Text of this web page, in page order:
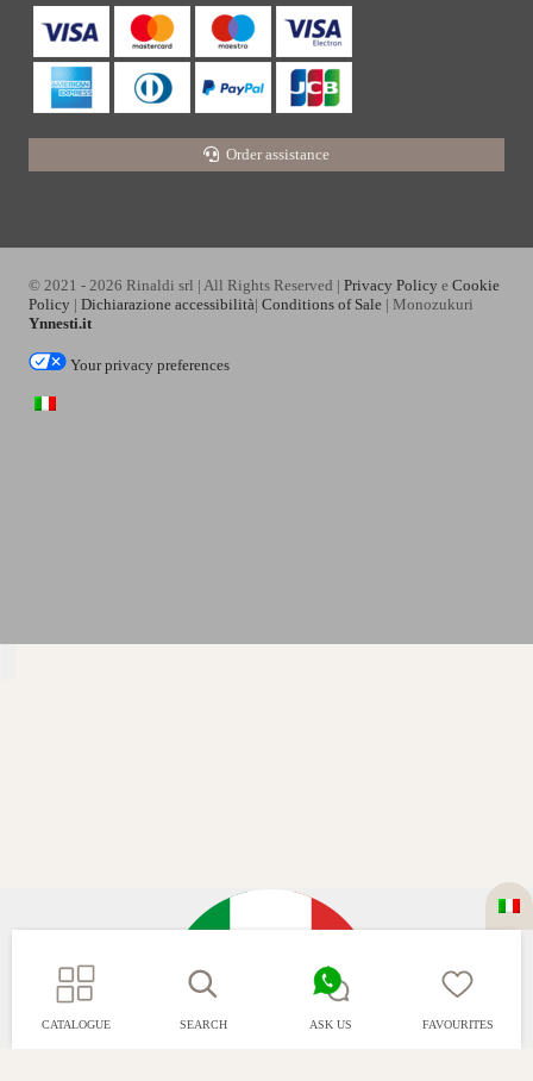
CATALOGUE SEARCH ASK US FAVOURITES
Order assistance
© 2021 - 2026 Rinaldi srl | All Rights Reserved | Privacy Policy e Cookie
Policy | Dichiarazione accessibilità| Conditions of Sale | Monozukuri
Ynnesti.it
Your privacy preferences